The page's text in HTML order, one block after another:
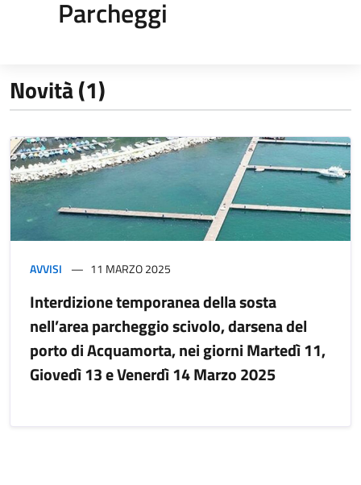
Parcheggi
Novità (1)
AVVISI 11 MARZO 2025
Interdizione temporanea della sosta
nell’area parcheggio scivolo, darsena del
porto di Acquamorta, nei giorni Martedì 11,
Giovedì 13 e Venerdì 14 Marzo 2025